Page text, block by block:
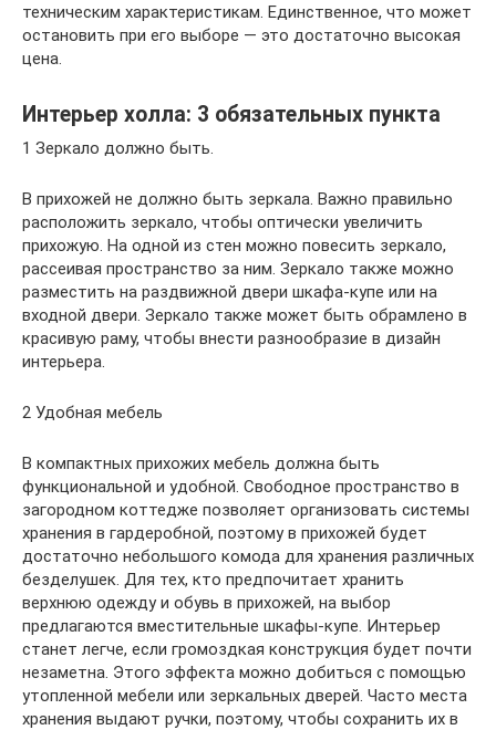
техническим характеристикам. Единственное, что может
остановить при его выборе — это достаточно высокая
цена.
Интерьер холла: 3 обязательных пункта
1 Зеркало должно быть.
В прихожей не должно быть зеркала. Важно правильно
расположить зеркало, чтобы оптически увеличить
прихожую. На одной из стен можно повесить зеркало,
рассеивая пространство за ним. Зеркало также можно
разместить на раздвижной двери шкафа-купе или на
входной двери. Зеркало также может быть обрамлено в
красивую раму, чтобы внести разнообразие в дизайн
интерьера.
2 Удобная мебель
В компактных прихожих мебель должна быть
функциональной и удобной. Свободное пространство в
загородном коттедже позволяет организовать системы
хранения в гардеробной, поэтому в прихожей будет
достаточно небольшого комода для хранения различных
безделушек. Для тех, кто предпочитает хранить
верхнюю одежду и обувь в прихожей, на выбор
предлагаются вместительные шкафы-купе. Интерьер
станет легче, если громоздкая конструкция будет почти
незаметна. Этого эффекта можно добиться с помощью
утопленной мебели или зеркальных дверей. Часто места
хранения выдают ручки, поэтому, чтобы сохранить их в